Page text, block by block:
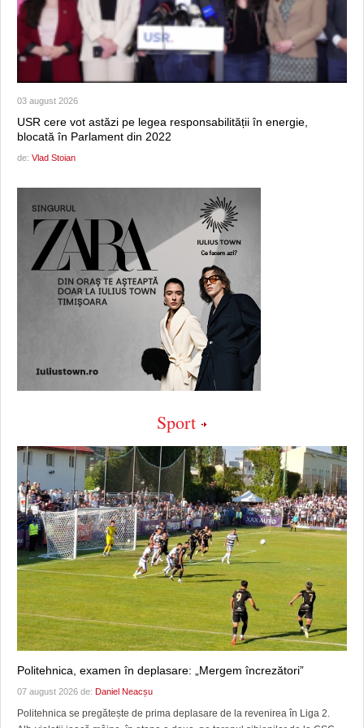
03 august 2026
USR cere vot astăzi pe legea responsabilității în energie,
blocată în Parlament din 2022
de: Vlad Stoian
Sport
Politehnica, examen în deplasare: „Mergem încrezători”
07 august 2026 de: Daniel Neacșu
Politehnica se pregătește de prima deplasare de la revenirea în Liga 2.